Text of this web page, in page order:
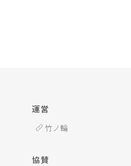
運営
竹ノ輪
協賛